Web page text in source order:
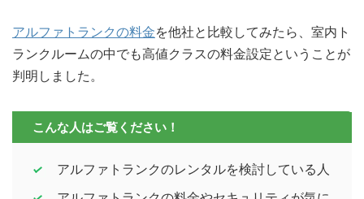
アルファトランクの料金を他社と比較してみたら、室内ト
ランクルームの中でも高値クラスの料金設定ということが
判明しました。
こんな人はご覧ください！
アルファトランクのレンタルを検討している人